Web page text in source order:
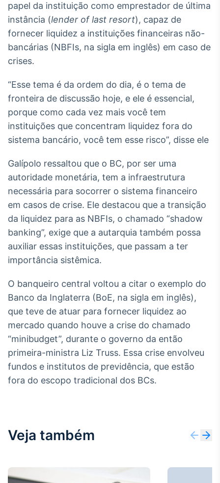
Broadcast
Curadoria
Curadoria de
conteúdos
Soluções de
Broadcast
Radar
Monitoramento
inteligente de
conteúdos
Broadcast
Fundos
A melhor
plataforma para
analisar fundos
de investimento
no Brasil
Em breve
BroadFast
Em breve
papel da instituição como emprestador de última
instância (lender of last resort), capaz de
fornecer liquidez a instituições financeiras não-
bancárias (NBFIs, na sigla em inglês) em caso de
crises.
“Esse tema é da ordem do dia, é o tema de
fronteira de discussão hoje, e ele é essencial,
porque como cada vez mais você tem
instituições que concentram liquidez fora do
sistema bancário, você tem esse risco”, disse ele
Galípolo ressaltou que o BC, por ser uma
autoridade monetária, tem a infraestrutura
necessária para socorrer o sistema financeiro
em casos de crise. Ele destacou que a transição
da liquidez para as NBFIs, o chamado “shadow
banking”, exige que a autarquia também possa
auxiliar essas instituições, que passam a ter
importância sistêmica.
O banqueiro central voltou a citar o exemplo do
Banco da Inglaterra (BoE, na sigla em inglês),
que teve de atuar para fornecer liquidez ao
mercado quando houve a crise do chamado
“minibudget”, durante o governo da então
primeira-ministra Liz Truss. Essa crise envolveu
fundos e institutos de previdência, que estão
fora do escopo tradicional dos BCs.
Veja também